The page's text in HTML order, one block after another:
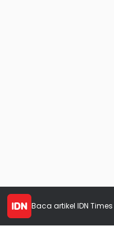
Baca artikel IDN Times